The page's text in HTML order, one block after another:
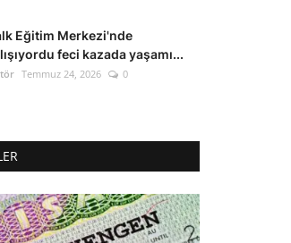
Eğitim Merkezi'nde
feci kazada yaşamı...
Temmuz 24, 2026 0